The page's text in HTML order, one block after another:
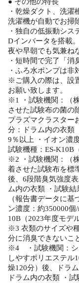
● その他の特長
・乾燥ダクト、洗
洗濯機が自動でお掃
・独自の低振動シ
Dインバータを搭載。
夜や早朝でも気兼ね
・短時間で完了「消
・ふろ水ポンプは非
※ご購入の際は、設
お願い致します。
※1 ・試験機関：（
させた試験布の菌の
プラズマクラスター
分：ドラム内の衣類
9％以上 ・イオン濃
試験機種：ES-K10B
※2 ・試験機関：（
着させた試験布を標
後、6段階臭気強度
ム内の衣類 ・試験
（報告書データに
ン濃度：約350000
10B（2023年度モデ
※3 衣類のサイズや
分に消臭できないこ
※4 ・試験機関：シ
しやすポリエステル
燥120分）後、ドラ
ドラム内の衣類 ・